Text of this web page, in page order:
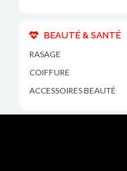
BEAUTÉ & SANTÉ
RASAGE
COIFFURE
ACCESSOIRES BEAUTÉ